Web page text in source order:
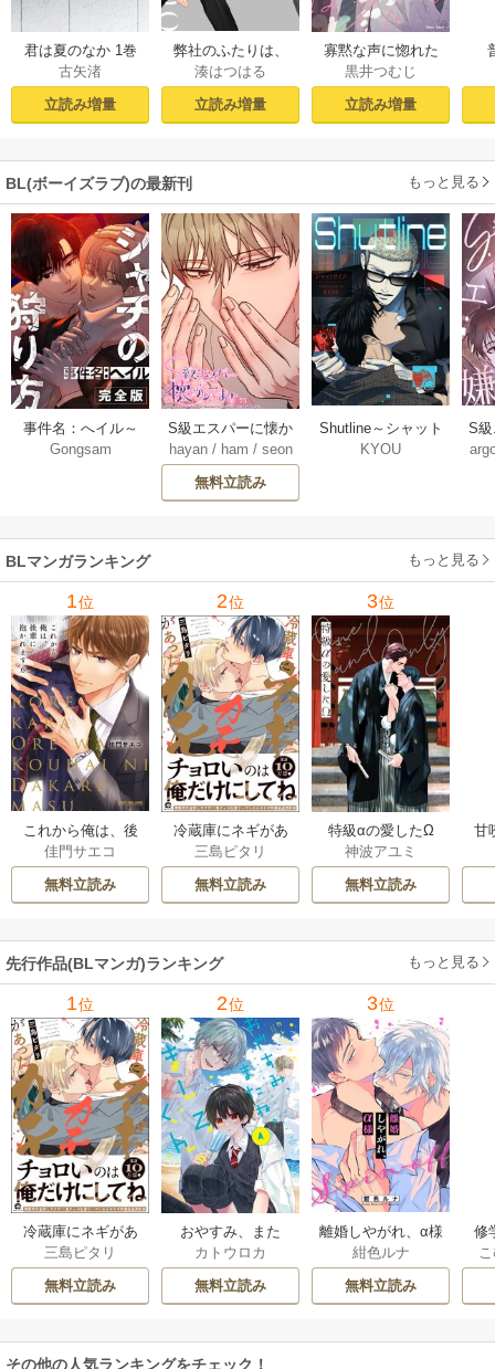
君は夏のなか 1巻
古矢渚
立読み増量
弊社のふたりは、
まだ未遂らしい。
１【コミックシー
モア限定描き下ろ
湊はつはる
立読み増量
寡黙な声に惚れた
からには【おまけ
付き電子限定版】
黒井つむじ
立読み増量
BL(ボーイズラブ)の最新刊 もっと見る
事件名：へイル～
シャチの狩り方～
Gongsam
S級エスパーに懐か
れてます【タテヨ
ミ】 75巻
hayan/ ham / seon
eedyou
無料立読み
Shutline～シャット
ライン～【タテヨ
KYOU
S
れ
BLマンガランキング もっと見る
1位
これから俺は、後
輩に抱かれます
佳門サエコ
無料立読み
2位
冷蔵庫にネギがあ
ったカモ
三島ピタリ
無料立読み
3位
特級αの愛したΩ
神波アユミ
無料立読み
甘
先行作品(BLマンガ)ランキング もっと見る
1位
冷蔵庫にネギがあ
ったカモ
三島ピタリ
無料立読み
2位
おやすみ、また
ね。ましろくん。
【電子限定漫画付
き】
カトウロカ
無料立読み
3位
離婚しやがれ、α様
紺色ルナ
無料立読み
修
その他の人気ランキングをチェック！